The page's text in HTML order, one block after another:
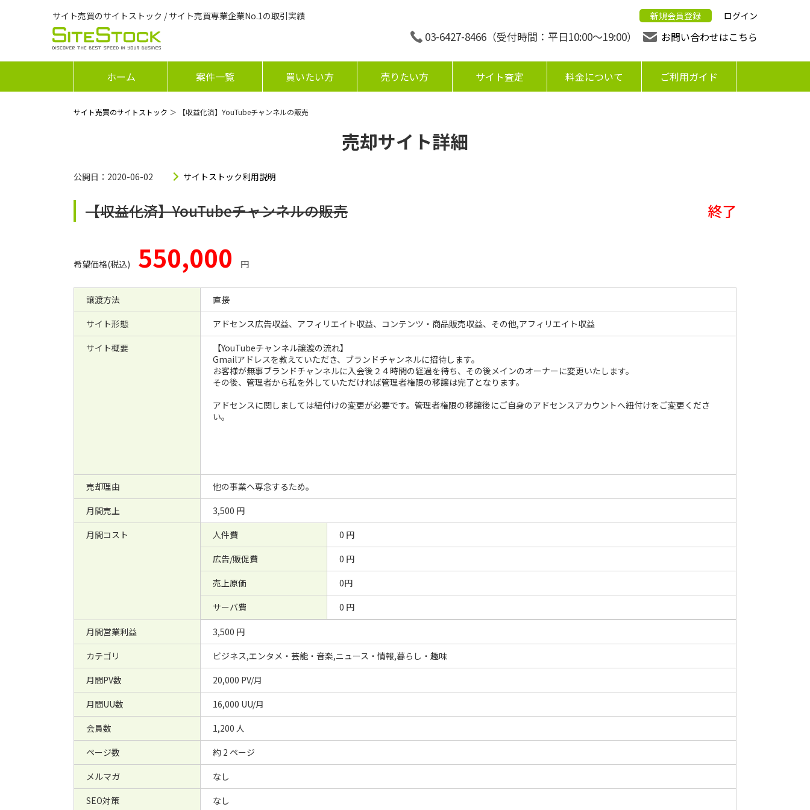
サイト売買のサイトストック / サイト売買専業企業No.1の取引実績 新規会員登録 ログイン
03-6427-8466 （受付時間：平日10:00〜19:00） お問い合わせはこちら
ホーム 案件一覧 買いたい方 売りたい方 サイト査定 料金について ご利用ガイド
サイト売買のサイトストック ＞ 【収益化済】YouTubeチャンネルの販売
売却サイト詳細
公開日：2020-06-02 サイトストック利用説明
【収益化済】YouTubeチャンネルの販売 終了
希望価格(税込) 550,000 円
譲渡方法
直接
サイト形態
アドセンス広告収益、アフィリエイト収益、コンテンツ・商品販売収益、その他,アフィリエイト収益
サイト概要
【YouTubeチャンネル譲渡の流れ】
Gmailアドレスを教えていただき、ブランドチャンネルに招待します。
お客様が無事ブランドチャンネルに入会後２４時間の経過を待ち、その後メインのオーナーに変更いたします。
その後、管理者から私を外していただければ管理者権限の移譲は完了となります。
アドセンスに関しましては紐付けの変更が必要です。管理者権限の移譲後にご自身のアドセンスアカウントへ紐付けをご変更くださ
い。
売却理由
他の事業へ専念するため。
月間売上
3,500 円
月間コスト
人件費
0 円
広告/販促費
0 円
売上原価
0円
サーバ費
0 円
月間営業利益
3,500 円
カテゴリ
ビジネス,エンタメ・芸能・音楽,ニュース・情報,暮らし・趣味
月間PV数
20,000 PV/月
月間UU数
16,000 UU/月
会員数
1,200 人
ページ数
約 2 ページ
メルマガ
なし
SEO対策
なし